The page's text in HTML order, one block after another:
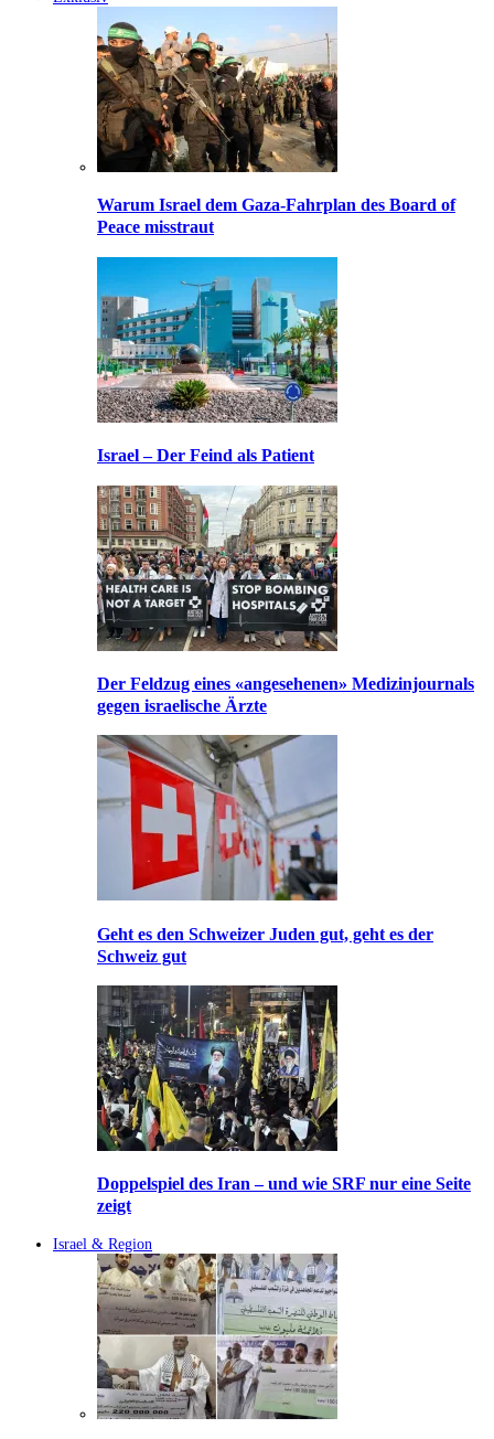
Warum Israel dem Gaza-Fahrplan des Board of
Peace misstraut
Israel – Der Feind als Patient
Der Feldzug eines «angesehenen» Medizinjournals
gegen israelische Ärzte
Geht es den Schweizer Juden gut, geht es der
Schweiz gut
Doppelspiel des Iran – und wie SRF nur eine Seite
zeigt
Israel & Region